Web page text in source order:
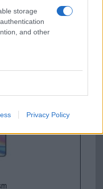
storage
and other
Privacy Policy
17e